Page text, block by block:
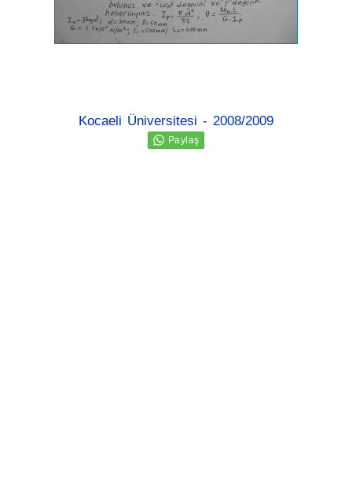
Kocaeli Üniversitesi - 2008/2009